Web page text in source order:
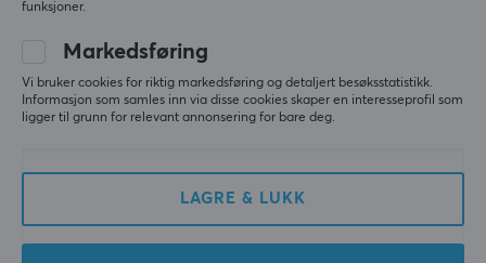
Android, iOS, MAC, PC
GARANTI
Produsentens garanti
Mer fra vårt fellesskap
funksjoner.
Markedsføring
Vi bruker cookies for riktig markedsføring og detaljert besøksstatistikk.
Informasjon som samles inn via disse cookies skaper en interesseprofil som
ligger til grunn for relevant annonsering for bare deg.
LAGRE & LUKK